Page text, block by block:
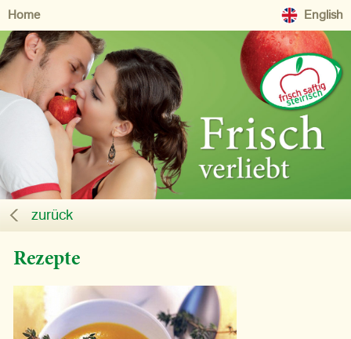
Home English
zurück
Rezepte